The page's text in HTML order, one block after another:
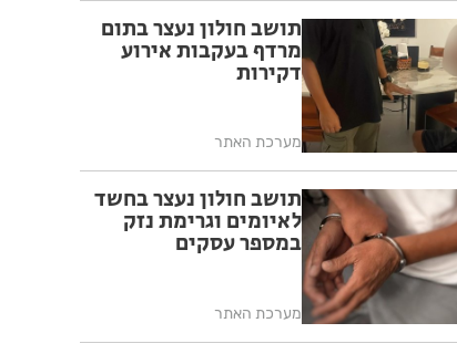
תושב חולון נעצר בתום
מרדף בעקבות אירוע
דקירות
מערכת האתר
תושב חולון נעצר בחשד
לאיומים וגרימת נזק
במספר עסקים
מערכת האתר